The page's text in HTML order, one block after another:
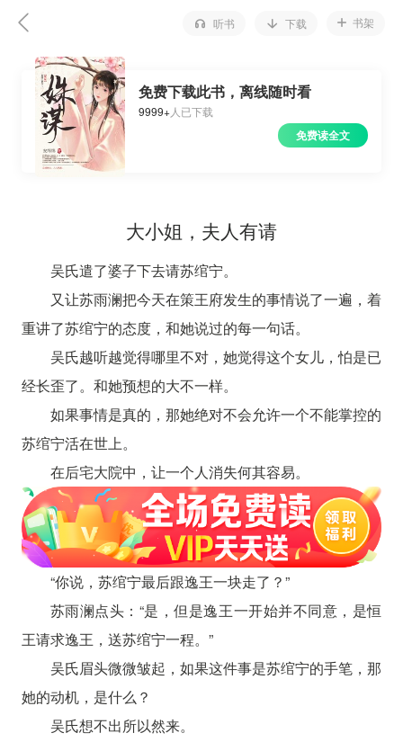
听书 下载 书架
免费下载此书，离线随时看
9999+人已下载
免费读全文
大小姐，夫人有请
吴氏遣了婆子下去请苏绾宁。
又让苏雨澜把今天在策王府发生的事情说了一遍，着
重讲了苏绾宁的态度，和她说过的每一句话。
吴氏越听越觉得哪里不对，她觉得这个女儿，怕是已
经长歪了。和她预想的大不一样。
如果事情是真的，那她绝对不会允许一个不能掌控的
苏绾宁活在世上。
在后宅大院中，让一个人消失何其容易。
“你说，苏绾宁最后跟逸王一块走了？”
苏雨澜点头：“是，但是逸王一开始并不同意，是恒
王请求逸王，送苏绾宁一程。”
吴氏眉头微微皱起，如果这件事是苏绾宁的手笔，那
她的动机，是什么？
吴氏想不出所以然来。